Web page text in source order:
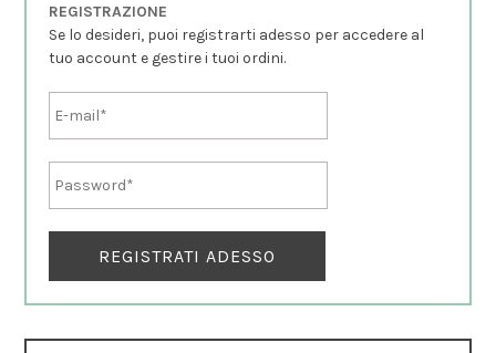
REGISTRAZIONE
Se lo desideri, puoi registrarti adesso per accedere al
tuo account e gestire i tuoi ordini.